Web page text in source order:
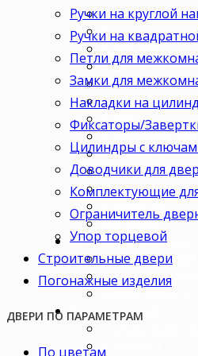
Для кухни
В комнату
В кабинет
В детскую
В спальню
В гостиную
В зал
В гардеробную
В коридор
В кладовку
В офис
Для дачи
Ценовая категория
Двери премиум
Двери стандарт
Двери эконом
Комплектация
Комплект
Ручки на круглой
Ручки на
Петли для
Замки для
Накладки на
Фиксаторы/
Цилиндры с
Доводчики для
Комплектующие
Ограничитель
Упор торцевой
Строительные двери
Погонажные изделия
ДВЕРИ ПО ПАРАМЕТРАМ
По цветам